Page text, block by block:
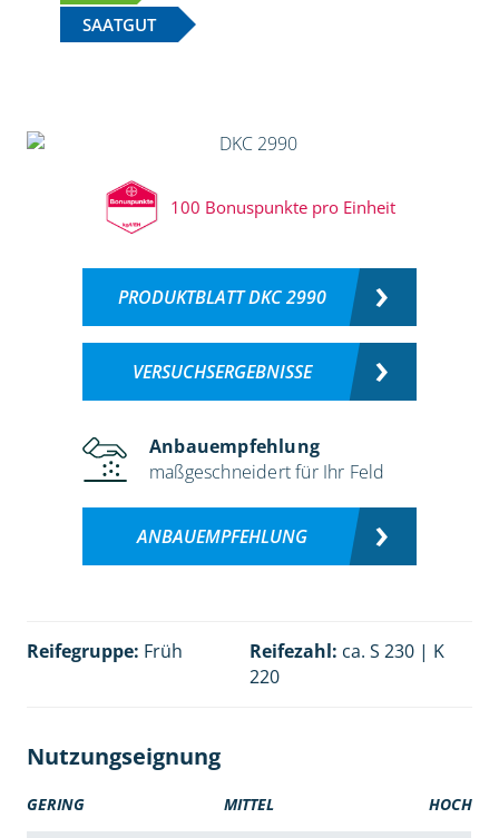
SAATGUT
100 Bonuspunkte pro Einheit
PRODUKTBLATT DKC 2990
VERSUCHSERGEBNISSE
Anbauempfehlung
maßgeschneidert für Ihr Feld
ANBAUEMPFEHLUNG
Reifegruppe: Früh Reifezahl: ca. S 230 | K
220
Nutzungseignung
GERING MITTEL HOCH